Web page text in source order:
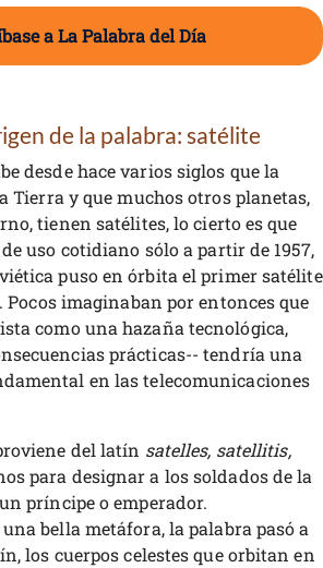
a La Palabra del Día
de la palabra: satélite
desde hace varios siglos que la
Tierra y que muchos otros planetas,
tienen satélites, lo cierto es que
uso cotidiano sólo a partir de 1957,
puso en órbita el primer satélite
imaginaban por entonces que
como una hazaña tecnológica,
prácticas-- tendría una
en las telecomunicaciones
del latín satelles, satellitis,
para designar a los soldados de la
príncipe o emperador.
bella metáfora, la palabra pasó a
los cuerpos celestes que orbitan en